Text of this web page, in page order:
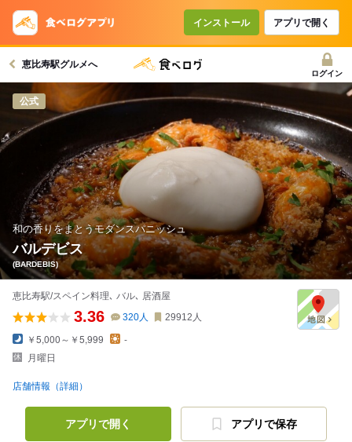
インストール アプリで開く
恵比寿駅グルメへ
ログイン
公式
和の香りをまとうモダンスパニッシュ
バルデビス
(BARDEBIS)
恵比寿駅/スペイン料理､ バル､ 居酒屋
3.36 320人 29912 人
￥5,000～￥5,999
-
月曜日
店舗情報（詳細）
アプリで開く アプリで保存
コースで使えるクーポン
戻る
クーポンを利用せず予約する